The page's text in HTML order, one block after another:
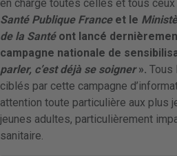
en charge toutes celles et tous
Santé Publique Franceet le
de la Santéont lancé
campagne nationale de
parler, c’est déjà se soigner». Tous
ciblés par cette campagne
attention toute particulière aux plus
jeunes adultes, particulièrement
sanitaire.